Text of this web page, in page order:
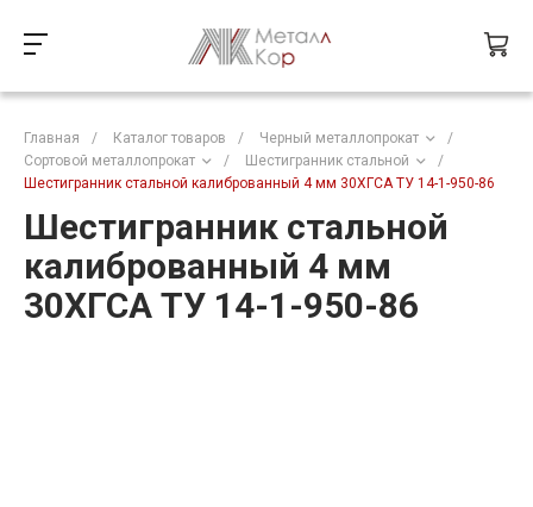
Главная / Каталог товаров / Черный металлопрокат
/
Сортовой металлопрокат
/ Шестигранник стальной
/
Шестигранник стальной калиброванный 4 мм 30ХГСА ТУ 14-1-950-86
Шестигранник стальной
калиброванный 4 мм
30ХГСА ТУ 14-1-950-86